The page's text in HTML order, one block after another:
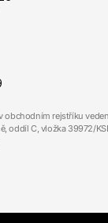
obchodním rejstříku
oddíl C, vložka 39972/